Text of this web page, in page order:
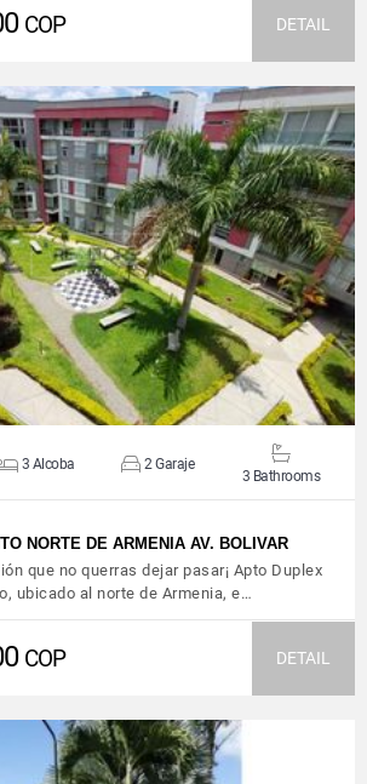
COP DETAIL
VIEW DETAILS
3 Alcoba 2 Garaje
3 Bathrooms
NORTE DE ARMENIA AV. BOLIVAR
que no querras dejar pasar¡ Apto Duplex
ubicado al norte de Armenia, e…
COP DETAIL